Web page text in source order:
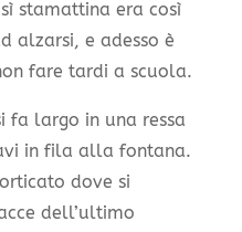
stamattina era così
alzarsi, e adesso è
fare tardi a scuola.
fa largo in una ressa
in fila alla fontana.
dove si
dell’ultimo